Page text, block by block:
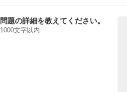
問題の詳細を教えてください。
1000文字以内